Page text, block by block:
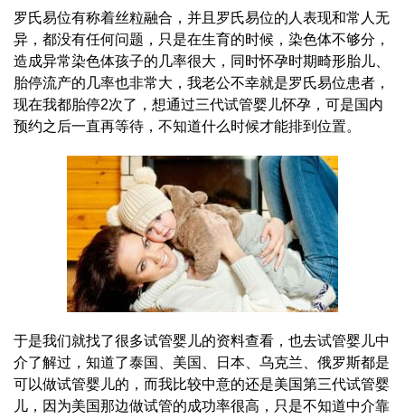
罗氏易位有称着丝粒融合，并且罗氏易位的人表现和常人无
异，都没有任何问题，只是在生育的时候，染色体不够分，
造成异常染色体孩子的几率很大，同时怀孕时期畸形胎儿、
胎停流产的几率也非常大，我老公不幸就是罗氏易位患者，
现在我都胎停2次了，想通过三代试管婴儿怀孕，可是国内
预约之后一直再等待，不知道什么时候才能排到位置。
于是我们就找了很多试管婴儿的资料查看，也去试管婴儿中
介了解过，知道了泰国、美国、日本、乌克兰、俄罗斯都是
可以做试管婴儿的，而我比较中意的还是美国第三代试管婴
儿，因为美国那边做试管的成功率很高，只是不知道中介靠